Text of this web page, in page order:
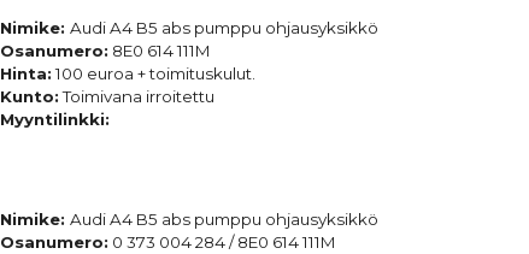
Nimike:Audi A4 B5 abs pumppu ohjausyksikkö
Osanumero: 8E0 614 111M
Hinta:100 euroa + toimituskulut.
Kunto:Toimivana irroitettu
Myyntilinkki:
Nimike:Audi A4 B5 abs pumppu ohjausyksikkö
Osanumero: 0 373 004 284 /8E0 614 111M